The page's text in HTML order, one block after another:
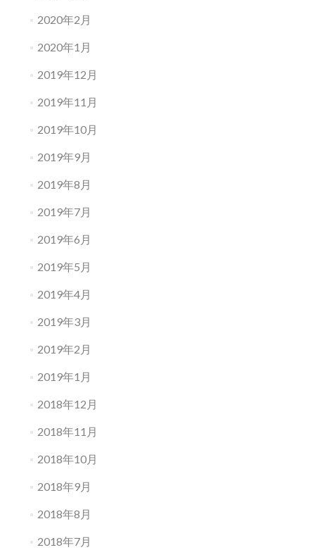
2020年2月
2020年1月
2019年12月
2019年11月
2019年10月
2019年9月
2019年8月
2019年7月
2019年6月
2019年5月
2019年4月
2019年3月
2019年2月
2019年1月
2018年12月
2018年11月
2018年10月
2018年9月
2018年8月
2018年7月